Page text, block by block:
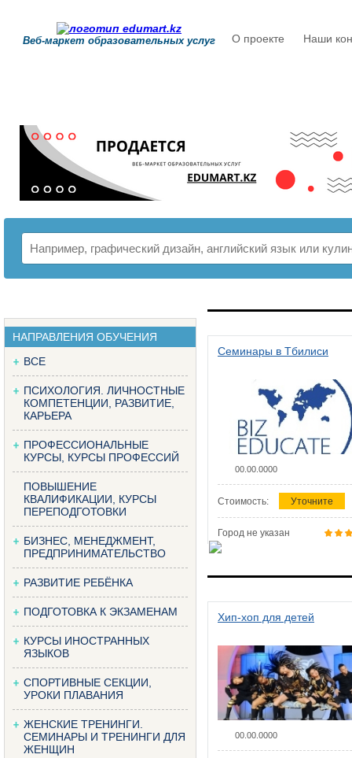
Веб-маркет образовательных услуг О проекте Наши
НАПРАВЛЕНИЯ ОБУЧЕНИЯ
ВСЕ
ПСИХОЛОГИЯ. ЛИЧНОСТНЫЕ
КОМПЕТЕНЦИИ, РАЗВИТИЕ,
КАРЬЕРА
ПРОФЕССИОНАЛЬНЫЕ
КУРСЫ, КУРСЫ ПРОФЕССИЙ
ПОВЫШЕНИЕ
КВАЛИФИКАЦИИ, КУРСЫ
ПЕРЕПОДГОТОВКИ
БИЗНЕС, МЕНЕДЖМЕНТ,
ПРЕДПРИНИМАТЕЛЬСТВО
РАЗВИТИЕ РЕБЁНКА
ПОДГОТОВКА К ЭКЗАМЕНАМ
КУРСЫ ИНОСТРАННЫХ
ЯЗЫКОВ
СПОРТИВНЫЕ СЕКЦИИ,
УРОКИ ПЛАВАНИЯ
ЖЕНСКИЕ ТРЕНИНГИ.
СЕМИНАРЫ И ТРЕНИНГИ ДЛЯ
ЖЕНЩИН
Семинары в Тбилиси
00.00.0000
Стоимость: Уточните
Город не указан
Хип-хоп для детей
00.00.0000